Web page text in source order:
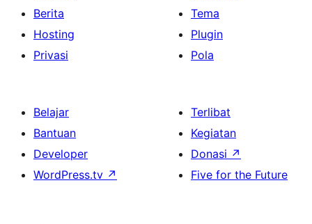
Berita
Hosting
Privasi
Tema
Plugin
Pola
Belajar
Bantuan
Developer
WordPress.tv ↗
Terlibat
Kegiatan
Donasi ↗
Five for the Future